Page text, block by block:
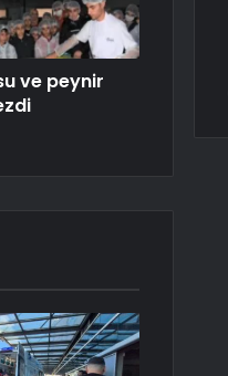
ve peynir